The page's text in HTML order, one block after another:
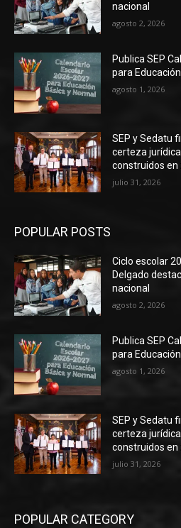
nacional
agosto 2, 2026
Publica SEP
para
agosto 1, 2026
SEP y Sedatu
certeza
construidos en
julio 31, 2026
POPULAR POSTS
Ciclo escolar
Delgado
nacional
agosto 2, 2026
Publica SEP
para
agosto 1, 2026
SEP y Sedatu
certeza
construidos en
julio 31, 2026
POPULAR CATEGORY